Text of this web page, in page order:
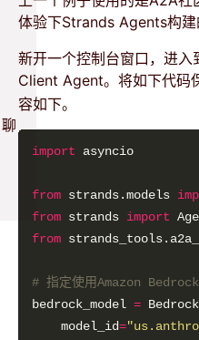
体验下Strands Agents构建
新开一个控制台窗口，进
Client Agent。将如下代码
容如下。
import
from strands.models
from strands import
from
# 指定使用Amazon
bedrock_model =
    model_id
=